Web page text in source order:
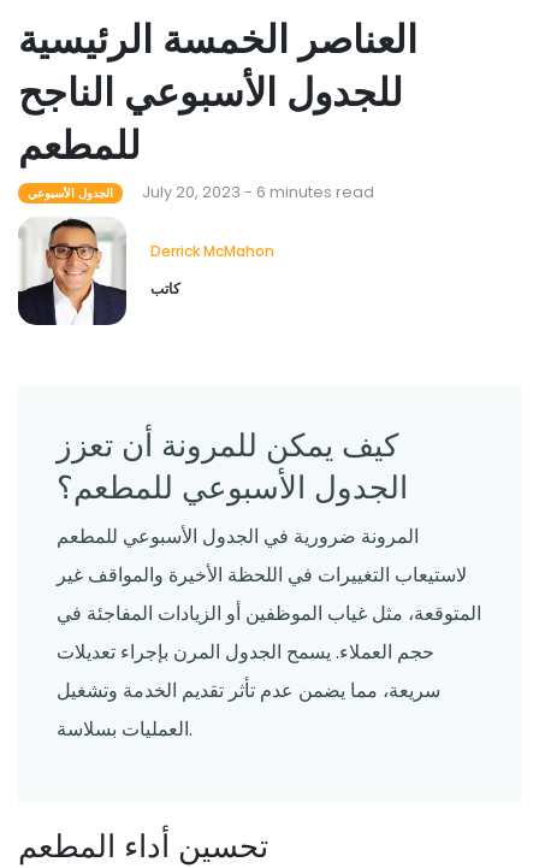
العناصر الخمسة الرئيسية
للجدول الأسبوعي الناجح
للمطعم
الجدول الأسبوعي July 20, 2023 - 6 minutes read
Derrick McMahon
كاتب
كيف يمكن للمرونة أن تعزز
الجدول الأسبوعي للمطعم؟
المرونة ضرورية في الجدول الأسبوعي للمطعم
لاستيعاب التغييرات في اللحظة الأخيرة والمواقف غير
المتوقعة، مثل غياب الموظفين أو الزيادات المفاجئة في
حجم العملاء. يسمح الجدول المرن بإجراء تعديلات
سريعة، مما يضمن عدم تأثر تقديم الخدمة وتشغيل
العمليات بسلاسة.
تحسين أداء المطعم